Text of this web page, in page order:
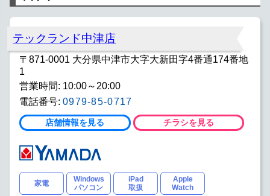
テックランド中津店
〒871-0001 大分県中津市大字大新田字4番通174番地
1
営業時間: 10:00～20:00
電話番号: 0979-85-0717
店舗情報を見る チラシを見る
家電
Windows
パソコン
iPad
取扱
Apple
Watch